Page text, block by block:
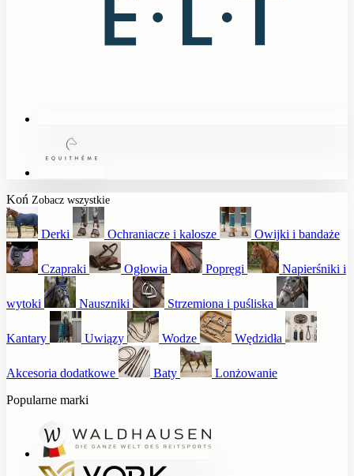
Koń Zobacz wszystkie
Derki Ochraniacze i kalosze Owijki i bandaże
Czapraki Ogłowia Popręgi Napierśniki i
wytoki Nauszniki Strzemiona i puśliska
Kantary Uwiązy Wodze Wędzidła
Akcesoria dodatkowe Baty
Lonżowanie
Popularne marki